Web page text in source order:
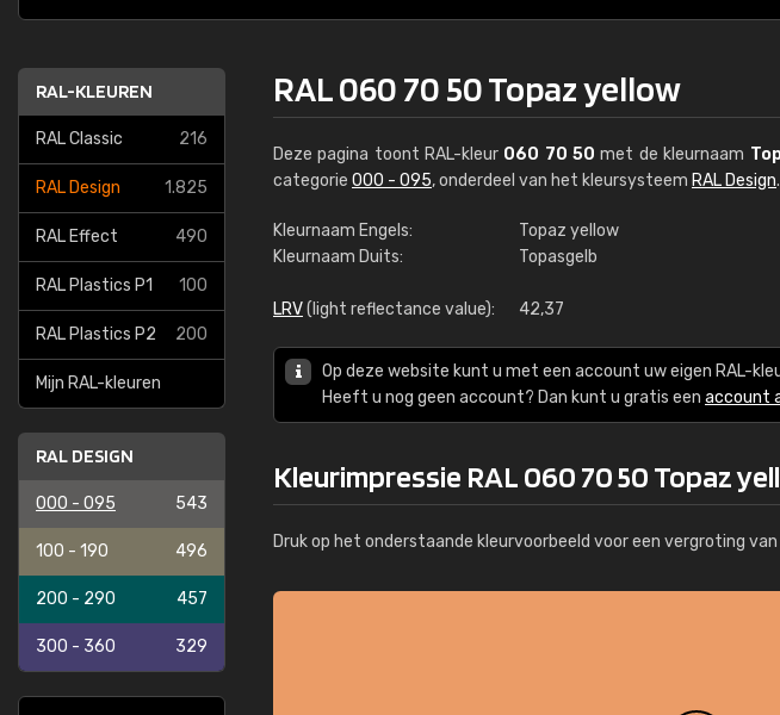
RAL-KLEUREN
RAL Classic 216
RAL Design 1.825
RAL Effect 490
RAL Plastics P1 100
RAL Plastics P2 200
Mijn RAL-kleuren
RAL DESIGN
000 - 095 543
100 - 190 496
200 - 290 457
300 - 360 329
RAL 060 70 50 Topaz yellow
Deze pagina toont RAL-kleur 060 70 50 met de kleurnaam
categorie 000 - 095, onderdeel van het kleursysteem RAL Design.
Kleurnaam Engels:
Topaz yellow
Kleurnaam Duits:
Topasgelb
LRV(light reflectance value): 42,37
Op deze website kunt u met een account uw eigen RAL-
Heeft u nog geen account? Dan kunt u gratis een account
Kleurimpressie RAL 060 70 50 Topaz
Druk op het onderstaande kleurvoorbeeld voor een vergroting van